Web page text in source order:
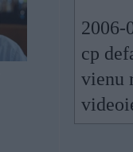
2006-
cp
vienu